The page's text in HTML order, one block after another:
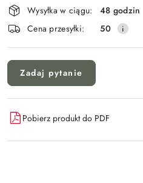
i
dostawa
Wysyłka w ciągu:
48 godzin
Cena przesyłki:
50
Zadaj pytanie
Pobierz produkt do PDF